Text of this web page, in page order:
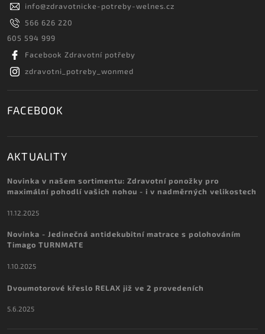
info@zdravotnicke-potreby-welnes.cz
566 626 220
605 594 999
Facebook Zdravotní potřeby
zdravotni_potreby_wonmed
FACEBOOK
AKTUALITY
Novinka v našem sortimentu: Zdravotní ponožky pro
maximální pohodlí vašich nohou - i v nadměrných velikostech
11.12.2025
Novinka - Jedinečná antidekubitní matrace s polohováním
Timago TURNMATE
1.10.2025
Dvoumotorové křeslo RELAX již ve 2 provedeních
5.6.2025